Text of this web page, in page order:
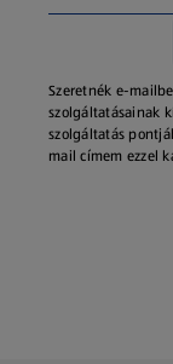
Szeretnék e-
szolgáltatásainak
szolgáltatás
mail címem ezzel